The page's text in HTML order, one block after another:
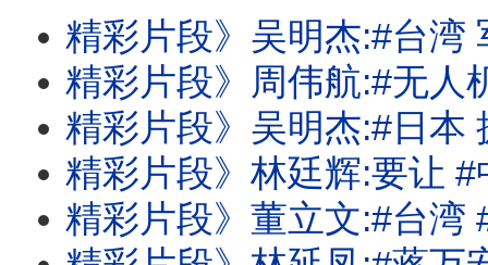
精彩片段》吴明杰:#台湾 军方
精彩片段》周伟航:#无人机 审议可
精彩片段》吴明杰:#日本 拥有反
精彩片段》林廷辉:要让 #中国 根
精彩片段》董立文:#台湾 #美国 军事合